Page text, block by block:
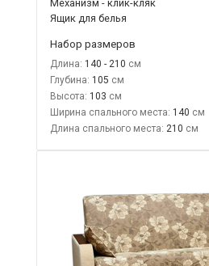
Механизм - клик-кляк
Ящик для белья
Набор размеров
Длина: 140 - 210
Глубина: 105
Высота: 103
Ширина спального места: 140
Длина спального места: 210